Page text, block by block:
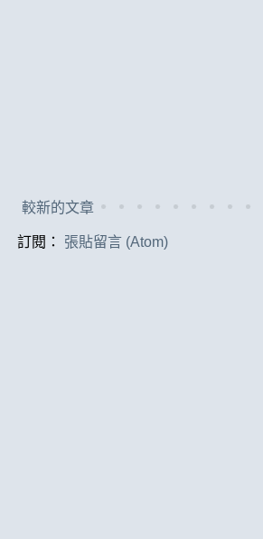
較新的文章
訂閱： 張貼留言 (Atom)